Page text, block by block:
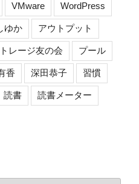
VMware WordPress
ゆか アウトプット
レージ友の会 プール
香 深田恭子 習慣
読書 読書メーター